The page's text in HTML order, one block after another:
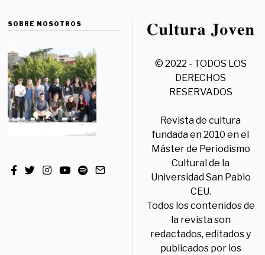
SOBRE NOSOTROS
© 2022 - TODOS LOS
DERECHOS
RESERVADOS
Revista de cultura
fundada en 2010 en el
Máster de Periodismo
Cultural de la
Universidad San Pablo
CEU.
Todos los contenidos de
la revista son
redactados, editados y
publicados por los